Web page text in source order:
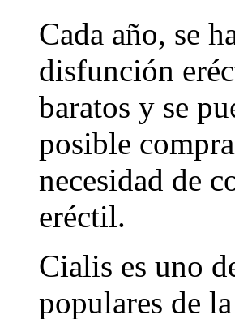
Cada año, se
disfunción
baratos y se
posible
necesidad de
eréctil.
Cialis es uno
populares de